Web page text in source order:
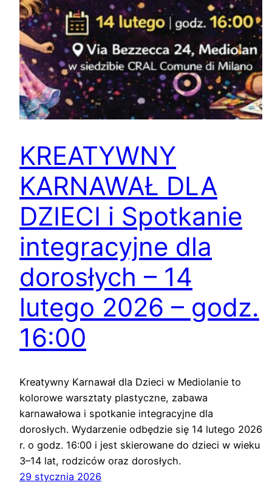
KREATYWNY
KARNAWAŁ DLA
DZIECI i Spotkanie
integracyjne dla
dorosłych – 14
lutego 2026 – godz.
16:00
Kreatywny Karnawał dla Dzieci w Mediolanie to
kolorowe warsztaty plastyczne, zabawa
karnawałowa i spotkanie integracyjne dla
dorosłych. Wydarzenie odbędzie się 14 lutego 2026
r. o godz. 16:00 i jest skierowane do dzieci w wieku
3–14 lat, rodziców oraz dorosłych.
29 stycznia 2026